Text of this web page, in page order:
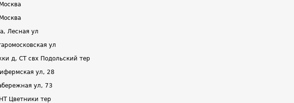
Лесная ул
ул
д, СТ свх Подольский тер
ул, 28
ул, 73
Цветники тер